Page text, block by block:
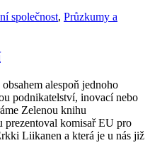
společnost, Průzkumy a
alespoň jednoho
podnikatelství, inovací nebo
Zelenou knihu
prezentoval komisař EU pro
Liikanen a která je u nás již